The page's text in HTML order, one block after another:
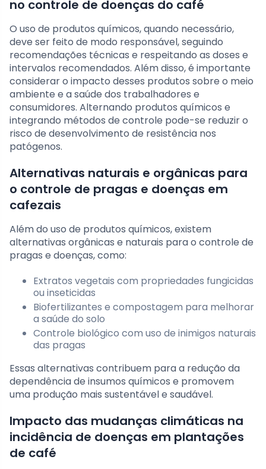
no controle de doenças do café
O uso de produtos químicos, quando necessário,
deve ser feito de modo responsável, seguindo
recomendações técnicas e respeitando as doses e
intervalos recomendados. Além disso, é importante
considerar o impacto desses produtos sobre o meio
ambiente e a saúde dos trabalhadores e
consumidores. Alternando produtos químicos e
integrando métodos de controle pode-se reduzir o
risco de desenvolvimento de resistência nos
patógenos.
Alternativas naturais e orgânicas para
o controle de pragas e doenças em
cafezais
Além do uso de produtos químicos, existem
alternativas orgânicas e naturais para o controle de
pragas e doenças, como:
Extratos vegetais com propriedades fungicidas
ou inseticidas
Biofertilizantes e compostagem para melhorar
a saúde do solo
Controle biológico com uso de inimigos naturais
das pragas
Essas alternativas contribuem para a redução da
dependência de insumos químicos e promovem
uma produção mais sustentável e saudável.
Impacto das mudanças climáticas na
incidência de doenças em plantações
de café